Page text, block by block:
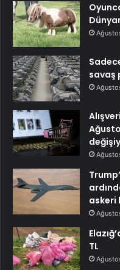
savaş
askeri
TL